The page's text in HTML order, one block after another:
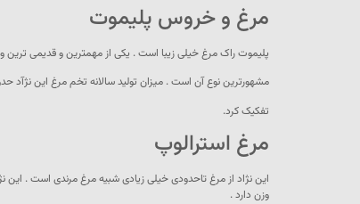
مرغ و خروس پلیموت
پلیموت راک مرغ خیلی زیبا است . یکی از مهمترین و قدیمی
مشهورترین نوع آن است . میزان تولید سالانه تخم مرغ این نژآد حدودا ۱۸۰ عدد می باشد. وزن تقریبی هر کدام از این مرغ ها ۶۵ گرم می باشد . یکی از ویژگی های خوب این مرغ ها این است که در سن جوجه بودن آن ها را میتوان نر و
تفکیک کرد.
مرغ استرالوپ
این نژاد از مرغ تاحدودی خیلی زیادی شبیه مرغ مرندی است . این نژاد متعلق به کشور استرالیا دارد . این مرغ در سال بین ۱۹۰ تا
وزن دارد .